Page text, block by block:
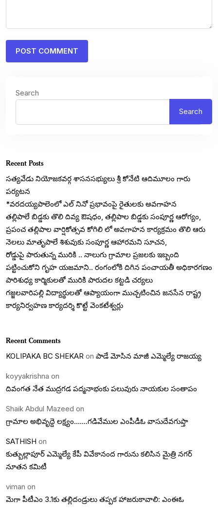
Search
Search
Recent Posts
సత్యవేడు నియోజకవర్గ శాసనసభ్యులు శ్రీ కోనేటి ఆదిమూలం గారు
పర్యటన
*వరదయ్యపాలెంలో ఎల్ నినో ప్రభావంపై రైతులకు అవగాహన
తల్లిపాలే బిడ్డకు తొలి దివ్య ఔషధం, తల్లిపాల బిడ్డకు సంపూర్ణ ఆరోగ్యం,
ప్రపంచ తల్లిపాల వార్షికోత్సవ కోగిలి లో అవగాహన కార్యక్రమం తొలి ఆరు
నెలలు మాతృపాలే శిశువుకు సంపూర్ణ ఆహారమని సూచన,
రోడ్డుపై పారుతున్న మురికి .. నాలుగు గ్రామాల ప్రజలకు ఇబ్బంది
పట్టించుకోని గృహ యజమాని.. రంగంలోకి దిగిన పంచాయతీ అధికారగణం
పారిశుధ్య కార్మికులతో మురికి పారుదల కట్టడి చర్యలు
గజ్జలవారిపల్లి విద్యార్థులతో ఆప్యాయంగా ముచ్చటించిన జనసేన రాష్ట్ర
కార్యనిర్వహణ కార్యదర్శి కొట్టే వెంకటేశ్వర్లు
Recent Comments
KOLIPAKA BC SHEKAR on పాడే మోసిన మాజీ ఎమ్మెల్యే రాజయ్య
koyyakrishna on
దివంగత నేత ముద్రగడ పద్మనాభంకు పలువురు నాయకుల సంతాపం
Shaik Abdul Mazeed on
గ్రామాల అభివృద్దె లక్ష్యం…….గడివేముల ఎంపీడీఓ వాసుదేవగుప్తా
SATHISH on
కుత్బుల్లాపూర్ ఎమ్మెల్యే కేపీ వివేకానంద గారును కలిసిన మైత్రి నగర్
నూతన కమిటీ
viman on
మెగా పీటీఎం 3.1కు తల్లిదండ్రులు తప్పక హాజరుకావాలి: ఎంఈఓ